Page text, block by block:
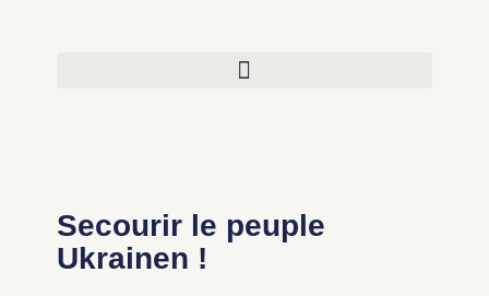
Secourir le peuple
Ukrainen !